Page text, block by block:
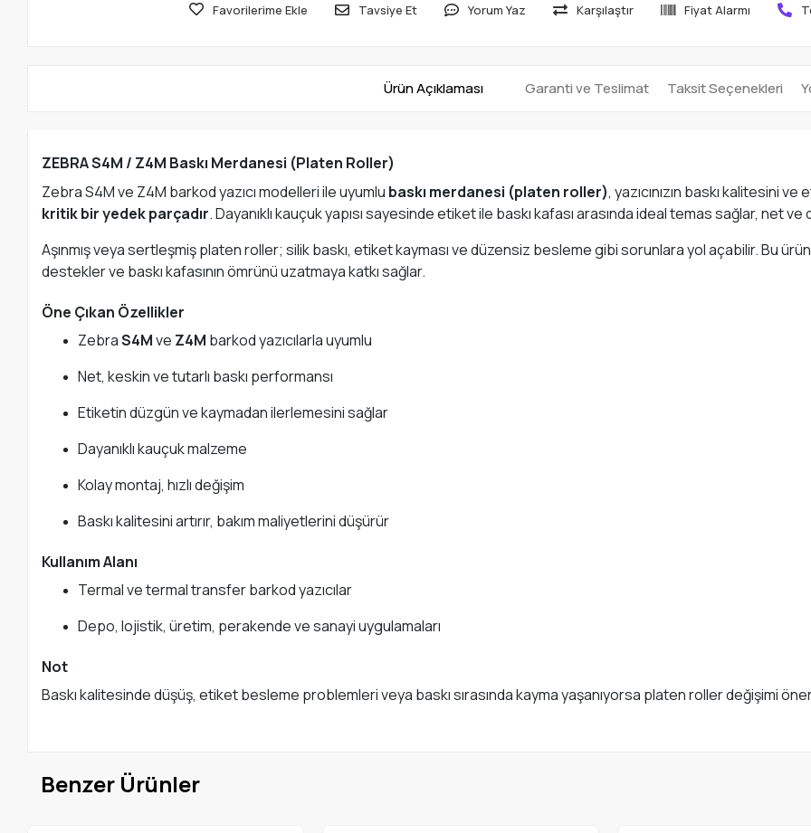
Favorilerime Ekle Tavsiye Et Yorum Yaz Karşılaştır Fiyat Alarmı
Ürün Açıklaması Garanti ve Teslimat Taksit Seçenekleri
ZEBRA S4M / Z4M Baskı Merdanesi (Platen Roller)
Zebra S4M ve Z4M barkod yazıcı modelleri ile uyumlu baskı merdanesi (platen roller), yazıcınızın baskı kalitesini
kritik bir yedek parçadır. Dayanıklı kauçuk yapısı sayesinde etiket ile baskı kafası arasında ideal temas sağlar, net
Aşınmış veya sertleşmiş platen roller; silik baskı, etiket kayması ve düzensiz besleme gibi sorunlara yol açabilir. Bu ürün,
destekler ve baskı kafasının ömrünü uzatmaya katkı sağlar.
Öne Çıkan Özellikler
ZebraS4Mve Z4M barkod yazıcılarla uyumlu
Net, keskin ve tutarlı baskı performansı
Etiketin düzgün ve kaymadan ilerlemesini sağlar
Dayanıklı kauçuk malzeme
Kolay montaj, hızlı değişim
Baskı kalitesini artırır, bakım maliyetlerini düşürür
Kullanım Alanı
Termal ve termal transfer barkod yazıcılar
Depo, lojistik, üretim, perakende ve sanayi uygulamaları
Not
Baskı kalitesinde düşüş, etiket besleme problemleri veya baskı sırasında kayma yaşanıyorsa platen roller değişimi
Benzer Ürünler